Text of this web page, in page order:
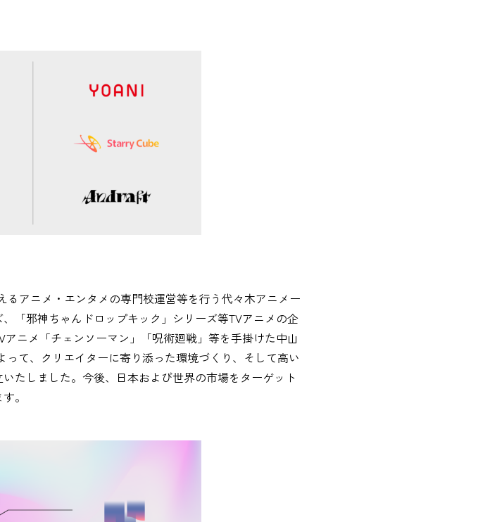
るアニメ・エンタメの専門校運営等を行う代々木アニメー
「邪神ちゃんドロップキック」シリーズ等TVアニメの企
ニメ「チェンソーマン」「呪術廻戦」等を手掛けた中山
て、クリエイターに寄り添った環境づくり、そして高い
たしました。今後、日本および世界の市場をターゲット
。